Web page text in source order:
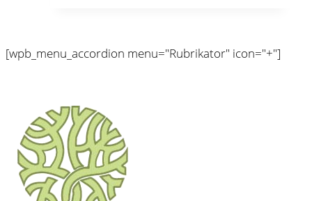
[wpb_menu_accordion menu="Rubrikator" icon="+"]